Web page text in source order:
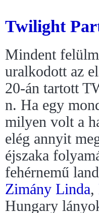
Twilight
Mindent
uralkodott az
20-án tartott
n. Ha egy
milyen volt a
elég annyit
éjszaka
fehérnemű
Zimány Linda,
Hungary